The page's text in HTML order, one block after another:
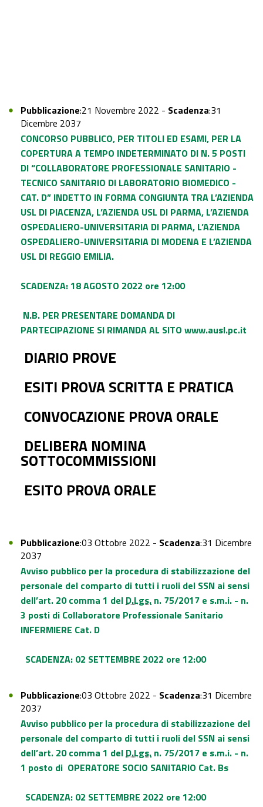
Pubblicazione:21 Novembre 2022 - Scadenza:31
Dicembre 2037
CONCORSO PUBBLICO, PER TITOLI ED ESAMI, PER LA
COPERTURA A TEMPO INDETERMINATO DI N. 5 POSTI
DI “COLLABORATORE PROFESSIONALE SANITARIO -
TECNICO SANITARIO DI LABORATORIO BIOMEDICO -
CAT. D” INDETTO IN FORMA CONGIUNTA TRA L’AZIENDA
USL DI PIACENZA, L’AZIENDA USL DI PARMA, L’AZIENDA
OSPEDALIERO-UNIVERSITARIA DI PARMA, L’AZIENDA
OSPEDALIERO-UNIVERSITARIA DI MODENA E L’AZIENDA
USL DI REGGIO EMILIA.
SCADENZA: 18 AGOSTO 2022 ore 12:00
N.B. PER PRESENTARE DOMANDA DI
PARTECIPAZIONE SI RIMANDA AL SITO www.ausl.pc.it
DIARIO PROVE
ESITI PROVA SCRITTA E PRATICA
CONVOCAZIONE PROVA ORALE
DELIBERA NOMINA
SOTTOCOMMISSIONI
ESITO PROVA ORALE
Pubblicazione:03 Ottobre 2022 - Scadenza:31 Dicembre
2037
Avviso pubblico per la procedura di stabilizzazione del
personale del comparto di tutti i ruoli del SSN ai sensi
dell’art. 20 comma 1 delD.Lgs. n. 75/2017 e s.m.i. - n.
3 posti di Collaboratore Professionale Sanitario
INFERMIERE Cat. D
SCADENZA: 02 SETTEMBRE 2022 ore 12:00
Pubblicazione:03 Ottobre 2022 - Scadenza:31 Dicembre
2037
Avviso pubblico per la procedura di stabilizzazione del
personale del comparto di tutti i ruoli del SSN ai sensi
dell’art. 20 comma 1 delD.Lgs. n. 75/2017 e s.m.i. - n.
1 posto di OPERATORE SOCIO SANITARIO Cat. Bs
SCADENZA: 02 SETTEMBRE 2022 ore 12:00